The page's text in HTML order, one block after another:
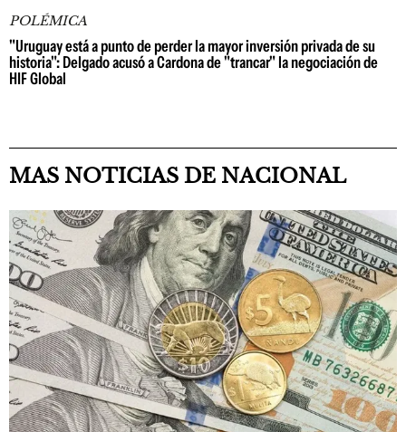
POLÉMICA
"Uruguay está a punto de perder la mayor inversión privada de su
historia": Delgado acusó a Cardona de "trancar" la negociación de
HIF Global
MAS NOTICIAS DE NACIONAL